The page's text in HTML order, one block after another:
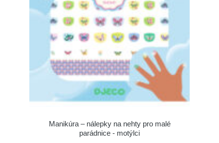
Manikúra – nálepky na nehty pro malé
parádnice - motýlci